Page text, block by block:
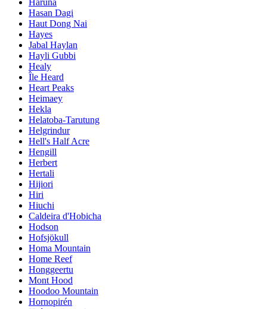
Hasan Dagi
Haut Dong Nai
Hayes
Jabal Haylan
Hayli Gubbi
Healy
Île Heard
Heart Peaks
Heimaey
Hekla
Helatoba-Tarutung
Helgrindur
Hell's Half Acre
Hengill
Herbert
Hertali
Hijiori
Hiri
Hiuchi
Caldeira d'Hobicha
Hodson
Hofsjökull
Homa Mountain
Home Reef
Honggeertu
Mont Hood
Hoodoo Mountain
Hornopirén